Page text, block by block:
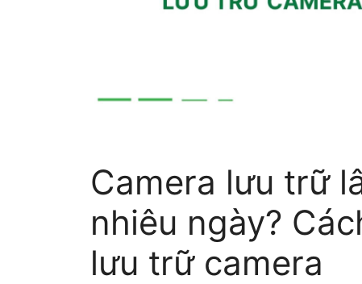
Camera lưu trữ
nhiêu ngày?
lưu trữ camera